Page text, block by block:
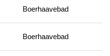
Boerhaavebad
Boerhaavebad